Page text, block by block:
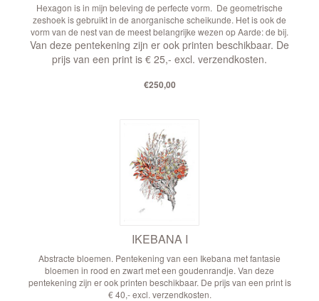
Hexagon is in mijn beleving de perfecte vorm. De geometrische
zeshoek is gebruikt in de anorganische scheikunde. Het is ook de
vorm van de nest van de meest belangrijke wezen op Aarde: de bij.
Van deze pentekening zijn er ook printen beschikbaar. De
prijs van een print is € 25,- excl. verzendkosten.
€250,00
IKEBANA I
Abstracte bloemen. Pentekening van een Ikebana met fantasie
bloemen in rood en zwart met een goudenrandje. Van deze
pentekening zijn er ook printen beschikbaar. De prijs van een print is
€ 40,- excl. verzendkosten.